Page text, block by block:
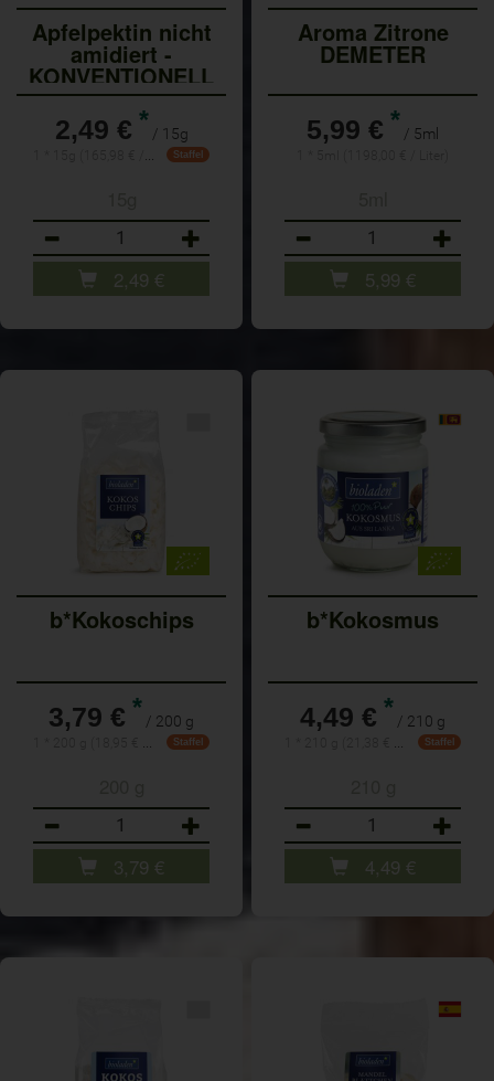
Apfelpektin nicht
amidiert -
KONVENTIONELL
2,49 € * / 15g
Staffel
2,49 €
Aroma Zitrone
DEMETER
5,99 € * / 5ml
5,99 €
b*Kokoschips
3,79 € * / 200 g
Staffel
3,79 €
b*Kokosmus
4,49 € * / 210 g
Staffel
4,49 €